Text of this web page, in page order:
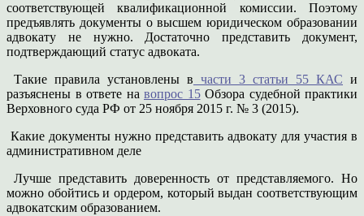
соответствующей квалификационной комиссии. Поэтому
предъявлять документы о высшем юридическом образовании
адвокату не нужно. Достаточно представить документ,
подтверждающий статус адвоката.
Такие правила установлены в части 3 статьи 55 КАС и
разъяснены в ответе на вопрос 15Обзора судебной практики
Верховного суда РФ от 25 ноября 2015 г. № 3 (2015).
Какие документы нужно представить адвокату для участия в
административном деле
Лучше представить доверенность от представляемого. Но
можно обойтись и ордером, который выдан соответствующим
адвокатским образованием.